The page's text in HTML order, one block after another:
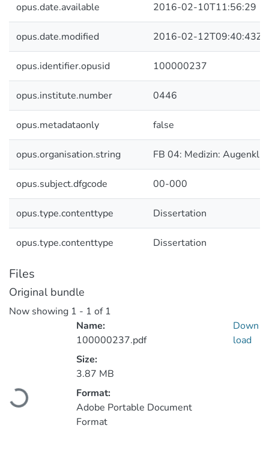
opus.date.available 2016-02-10T11:56:29
opus.date.modified 2016-02-12T09:40:43Z
opus.identifier.opusid 100000237
opus.institute.number 0446
opus.metadataonly false
opus.organisation.string FB 04: Medizin:
opus.subject.dfgcode 00-000
opus.type.contenttype Dissertation
opus.type.contenttype Dissertation
Files
Original bundle
Now showing 1 - 1 of 1
Name:
100000237.pdf
Size:
3.87 MB
Format:
Adobe Portable Document
Format
Down
load